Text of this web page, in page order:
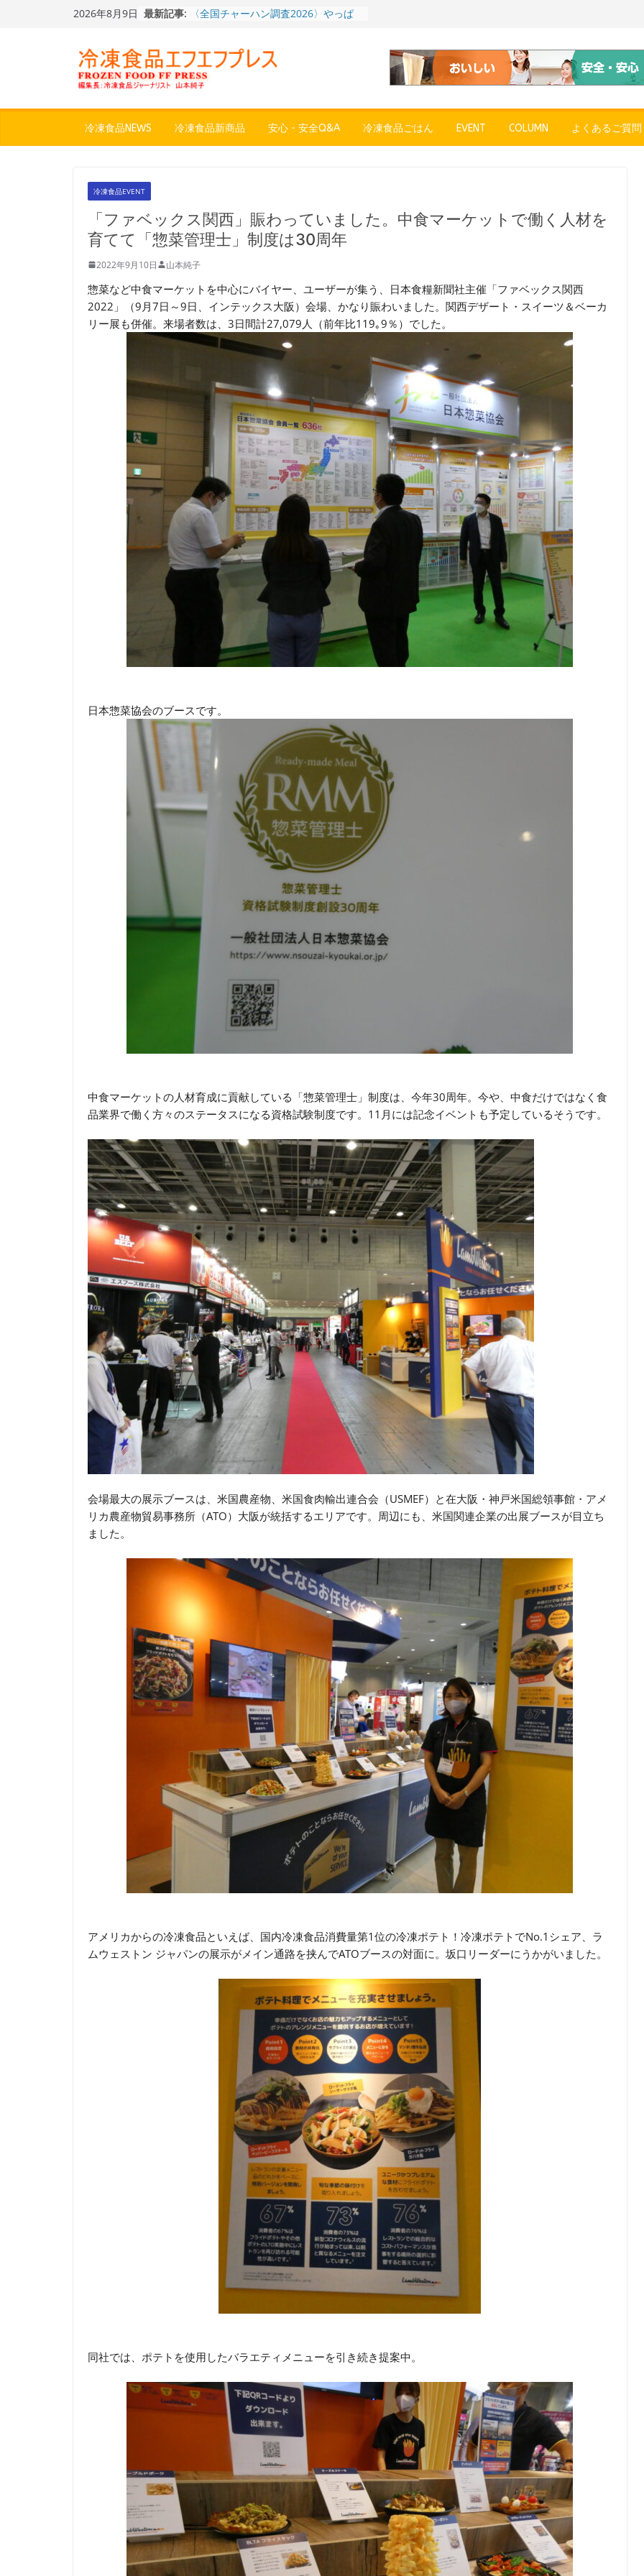
2026年8月9日 最新記事:
〈全国チャーハン調査2026〉やっぱ
冷凍ワンプレート№1のニップン、9月
から新ブランド『ニップン、彩りごは
ん。』～”おいしさ”をアピール
うこ～こ～”を知る
「CHEESE WONDER」5周年～夏に限
地冷凍食品☆全国制覇への道～
第７
４歩
冷凍食品NEWS 冷凍食品新商品 安心・安全Q&A 冷凍食品ごはん EVENT COLUMN よくあるご質問
冷凍食品EVENT
「ファベックス関西」賑わっていました。中食マーケットで働く人材を
育てて「惣菜管理士」制度は30周年
2022年9月10日 山本純子
惣菜など中食マーケットを中心にバイヤー、ユーザーが集う、日本食糧新聞社主催「ファベックス関西
2022」（9月7日～9日、インテックス大阪）会場、かなり賑わいました。関西デザート・スイーツ＆ベーカ
リー展も併催。来場者数は、3日間計27,079人（前年比119｡9％）でした。
日本惣菜協会のブースです。
中食マーケットの人材育成に貢献している「惣菜管理士」制度は、今年30周年。今や、中食だけではなく食
品業界で働く方々のステータスになる資格試験制度です。11月には記念イベントも予定しているそうです。
会場最大の展示ブースは、米国農産物、米国食肉輸出連合会（USMEF）と在大阪・神戸米国総領事館・アメ
リカ農産物貿易事務所（ATO）大阪が統括するエリアです。周辺にも、米国関連企業の出展ブースが目立ち
ました。
アメリカからの冷凍食品といえば、国内冷凍食品消費量第1位の冷凍ポテト！冷凍ポテトでNo.1シェア、ラ
ムウェストン ジャパンの展示がメイン通路を挟んでATOブースの対面に。坂口リーダーにうかがいました。
同社では、ポテトを使用したバラエティメニューを引き続き提案中。